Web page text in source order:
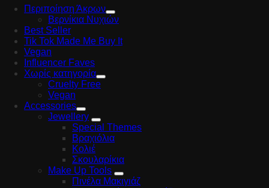
Περιποίηση Άκρων
Βερνίκια Νυχιών
Best Seller
Tik Tok Made Me Buy It
Vegan
Influencer Faves
Χωρίς κατηγορία
Cruelty Free
Vegan
Accessories
Jewellery
Special Themes
Βραχιόλια
Κολιέ
Σκουλαρίκια
Make Up Tools
Πινέλα Μακιγιάζ